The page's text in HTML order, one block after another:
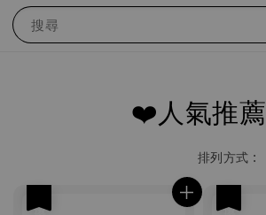
搜尋
❤️人氣推薦
排列方式 :